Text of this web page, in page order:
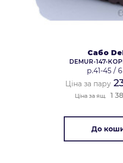
Сабо
DEMUR-147-
р.41-45 /
Ціна за пару
Ціна за ящ. 1
До